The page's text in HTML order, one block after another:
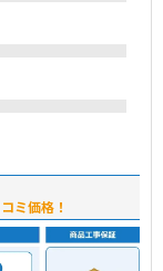
ミ価格！